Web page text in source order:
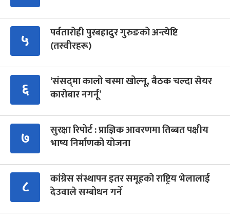
५
पर्वतारोही पुरबहादुर गुरुङको अन्त्येष्टि
(तस्वीरहरू)
६
‘संसद्‍मा कालो चस्मा खोल्नू, बैठक चल्दा सेयर
कारोबार नगर्नू’
७
सुरक्षा रिपोर्ट : प्राज्ञिक आवरणमा तिब्बत पक्षीय
भाष्य निर्माणको योजना
८
कांग्रेस संस्थापन इतर समूहको राष्ट्रिय भेलालाई
देउवाले सम्बोधन गर्ने